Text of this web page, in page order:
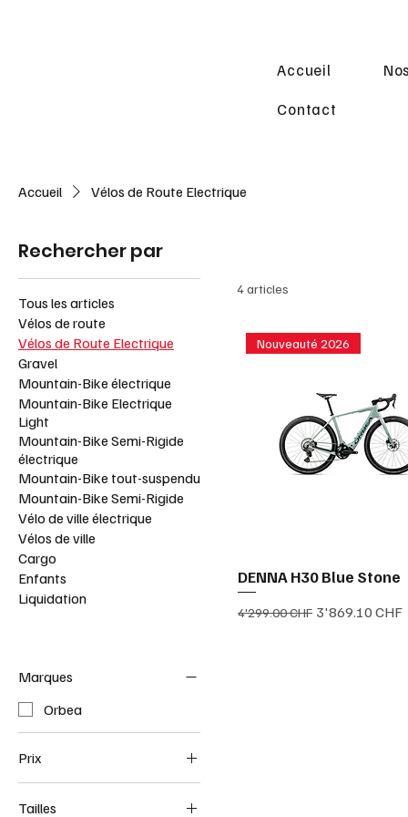
Accueil
Contact
Accueil Vélos de Route Electrique
Rechercher par
Tous les articles
Vélos de route
Vélos de Route Electrique
Gravel
Mountain-Bike électrique
Mountain-Bike Electrique
Light
Mountain-Bike Semi-Rigide
électrique
Mountain-Bike tout-suspendu
Mountain-Bike Semi-Rigide
Vélo de ville électrique
Vélos de ville
Cargo
Enfants
Liquidation
Marques
Orbea
Prix
3 869 CHF 4 875 CHF
Tailles
4 articles
Nouveauté 2026
DENNA H30 Blue Stone
Prix original
4'299.00 CHF Prix
3'869.10 CHF